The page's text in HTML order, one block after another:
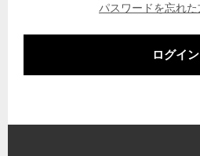
パスワードを忘れ
ログイン